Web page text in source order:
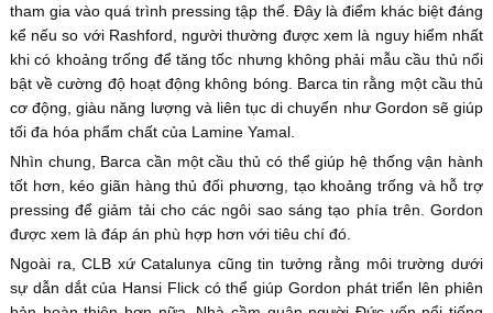
tham gia vào quá trình pressing tập thể. Đây là điểm khác biệt đáng
kể nếu so với Rashford, người thường được xem là nguy hiểm nhất
khi có khoảng trống để tăng tốc nhưng không phải mẫu cầu thủ nổi
bật về cường độ hoạt động không bóng. Barca tin rằng một cầu thủ
cơ động, giàu năng lượng và liên tục di chuyển như Gordon sẽ giúp
tối đa hóa phẩm chất của Lamine Yamal.
Nhìn chung, Barca cần một cầu thủ có thể giúp hệ thống vận hành
tốt hơn, kéo giãn hàng thủ đối phương, tạo khoảng trống và hỗ trợ
pressing để giảm tải cho các ngôi sao sáng tạo phía trên. Gordon
được xem là đáp án phù hợp hơn với tiêu chí đó.
Ngoài ra, CLB xứ Catalunya cũng tin tưởng rằng môi trường dưới
sự dẫn dắt của Hansi Flick có thể giúp Gordon phát triển lên phiên